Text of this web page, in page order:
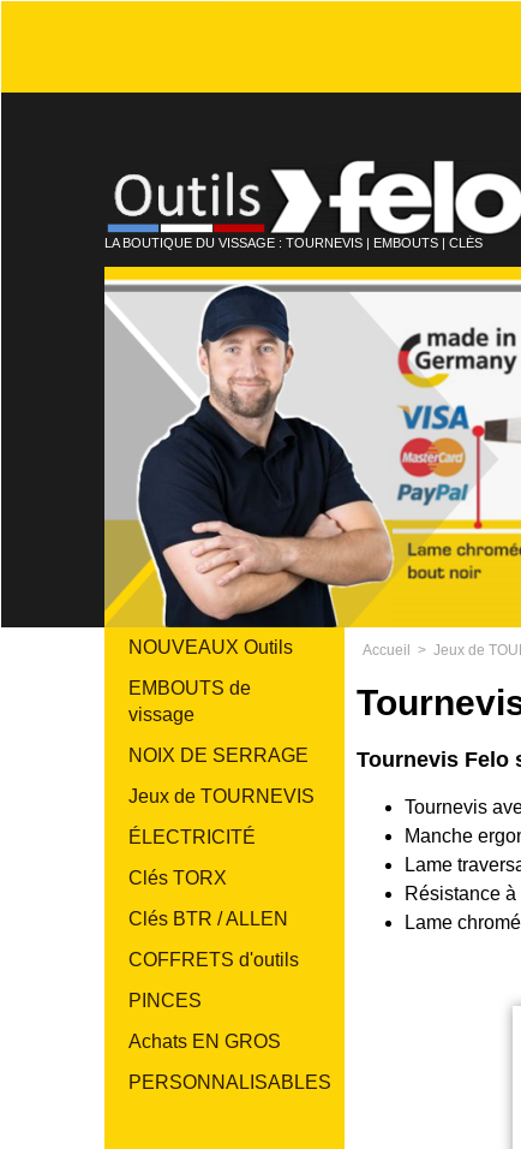
LA BOUTIQUE DU VISSAGE : TOURNEVIS | EMBOUTS | CLÉS
NOUVEAUX Outils
EMBOUTS de
vissage
NOIX DE SERRAGE
Jeux de TOURNEVIS
ÉLECTRICITÉ
Clés TORX
Clés BTR / ALLEN
COFFRETS d'outils
PINCES
Achats EN GROS
PERSONNALISABLES
Accueil > Jeux de
Tournevis Felo
Tournevis
Manche
Lame
Résistance
Lame